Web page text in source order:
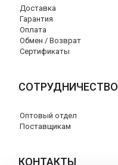
Доставка
Гарантия
Оплата
Обмен / Возврат
Сертификаты
СОТРУДНИЧЕСТВО
Оптовый отдел
Поставщикам
КОНТАКТЫ